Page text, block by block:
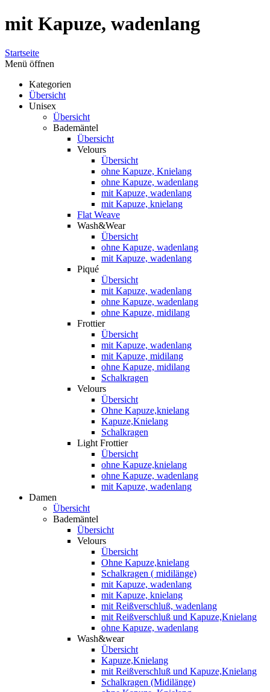
mit Kapuze, wadenlang
Startseite
Menü öffnen
Kategorien
Übersicht
Unisex
Übersicht
Bademäntel
Übersicht
Velours
Übersicht
ohne Kapuze, Knielang
ohne Kapuze, wadenlang
mit Kapuze, wadenlang
mit Kapuze, knielang
Flat Weave
Wash&Wear
Übersicht
ohne Kapuze, wadenlang
mit Kapuze, wadenlang
Piqué
Übersicht
mit Kapuze, wadenlang
ohne Kapuze, wadenlang
ohne Kapuze, midilang
Frottier
Übersicht
mit Kapuze, wadenlang
mit Kapuze, midilang
ohne Kapuze, midilang
Schalkragen
Velours
Übersicht
Ohne Kapuze,knielang
Kapuze,Knielang
Schalkragen
Light Frottier
Übersicht
ohne Kapuze,knielang
ohne Kapuze, wadenlang
mit Kapuze, wadenlang
Damen
Übersicht
Bademäntel
Übersicht
Velours
Übersicht
Ohne Kapuze,knielang
Schalkragen ( midilänge)
mit Kapuze, wadenlang
mit Kapuze, knielang
mit Reißverschluß, wadenlang
mit Reißverschluß und Kapuze,Knielang
ohne Kapuze, wadenlang
Wash&wear
Übersicht
Kapuze,Knielang
mit Reißverschluß und Kapuze,Knielang
Schalkragen (Midilänge)